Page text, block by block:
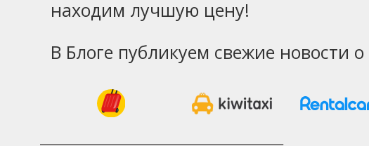
находим лучшую цену!
В Блоге публикуем свежие новости